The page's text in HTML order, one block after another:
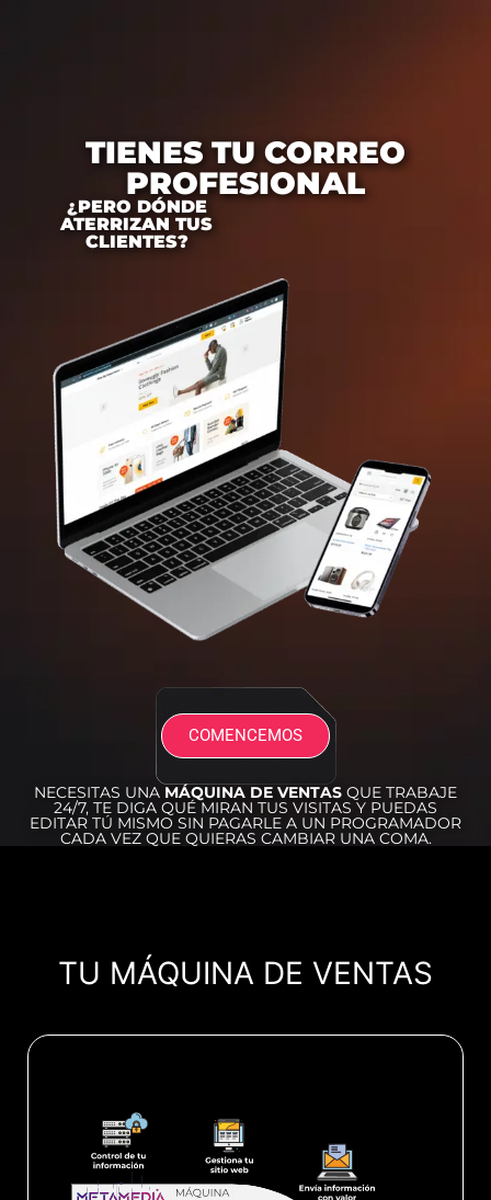
TIENES TU CORREO
PROFESIONAL
¿PERO DÓNDE
ATERRIZAN TUS
CLIENTES?
COMENCEMOS
NECESITAS UNA MÁQUINA DE VENTAS QUE TRABAJE
24/7, TE DIGA QUÉ MIRAN TUS VISITAS Y PUEDAS
EDITAR TÚ MISMO SIN PAGARLE A UN PROGRAMADOR
CADA VEZ QUE QUIERAS CAMBIAR UNA COMA.
TU MÁQUINA DE VENTAS